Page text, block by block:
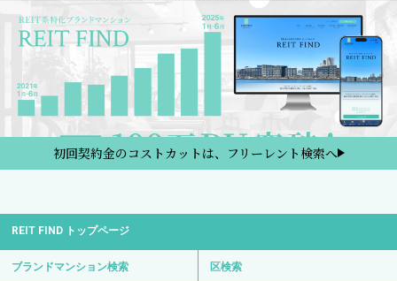
初回契約金のコストカットは、フリーレント検索へ
REIT FIND トップページ
ブランドマンション検索 区検索